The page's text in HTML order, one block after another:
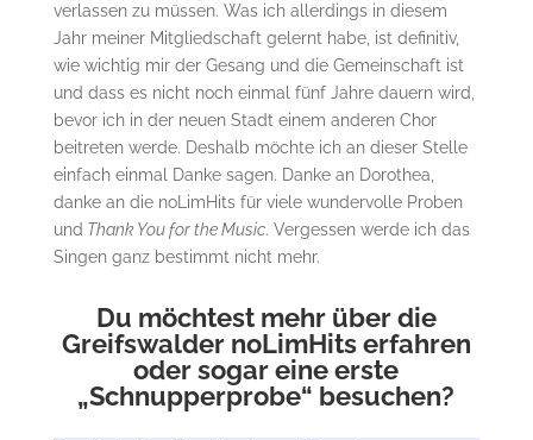
verlassen zu müssen. Was ich allerdings in diesem
Jahr meiner Mitgliedschaft gelernt habe, ist definitiv,
wie wichtig mir der Gesang und die Gemeinschaft ist
und dass es nicht noch einmal fünf Jahre dauern wird,
bevor ich in der neuen Stadt einem anderen Chor
beitreten werde. Deshalb möchte ich an dieser Stelle
einfach einmal Danke sagen. Danke an Dorothea,
danke an die noLimHits für viele wundervolle Proben
und Thank You for the Music. Vergessen werde ich das
Singen ganz bestimmt nicht mehr.
Du möchtest mehr über die
Greifswalder noLimHits erfahren
oder sogar eine erste
„Schnupperprobe“ besuchen?